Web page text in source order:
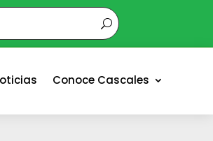
Conoce Cascales